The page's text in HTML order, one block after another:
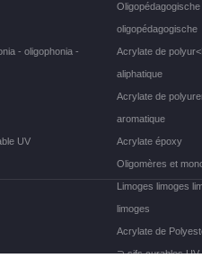
- oligophonia -
UV
Oligopédagogische
oligopédagogische
Acrylate de
aliphatique
Acrylate de
aromatique
Acrylate époxy
Oligomères et
Limoges limoges
limoges
Acrylate de
⊋ sifs curables UV